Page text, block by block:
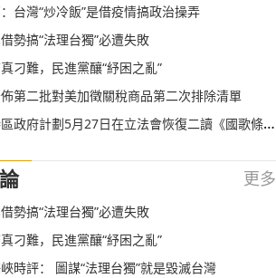
台灣“炒冷飯”是借疫情搞政治操弄
勢搞“法理台獨”必遭失敗
刁難，民進黨釀“紓困之亂”
第二批對美加徵關稅商品第二次排除清單
政府計劃5月27日在立法會恢復二讀《國歌條例草案》
更多
勢搞“法理台獨”必遭失敗
刁難，民進黨釀“紓困之亂”
時評： 圖謀“法理台獨”就是毀滅台灣